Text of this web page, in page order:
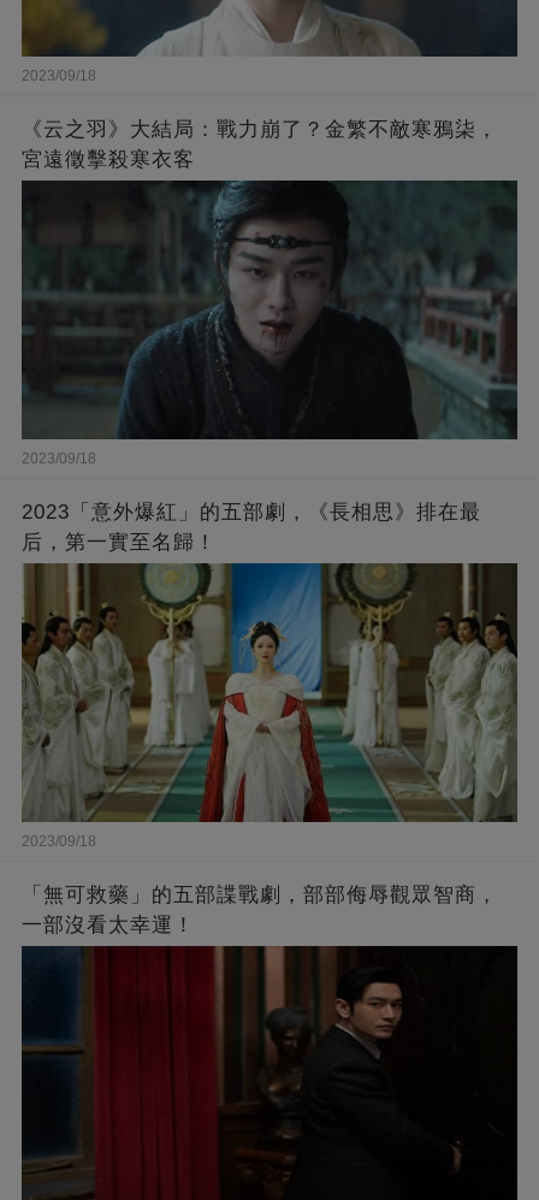
2023/09/18
《云之羽》大結局：戰力崩了？金繁不敵寒鴉柒，
宮遠徵擊殺寒衣客
2023/09/18
2023「意外爆紅」的五部劇，《長相思》排在最
后，第一實至名歸！
2023/09/18
「無可救藥」的五部諜戰劇，部部侮辱觀眾智商，
一部沒看太幸運！